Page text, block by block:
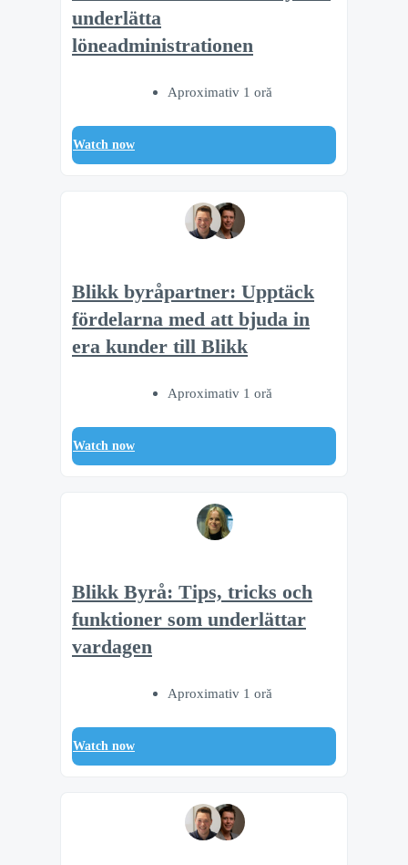
underlätta
löneadministrationen
Aproximativ 1 oră
Watch now
Blikk byråpartner: Upptäck
fördelarna med att bjuda in
era kunder till Blikk
Aproximativ 1 oră
Watch now
Blikk Byrå: Tips, tricks och
funktioner som underlättar
vardagen
Aproximativ 1 oră
Watch now